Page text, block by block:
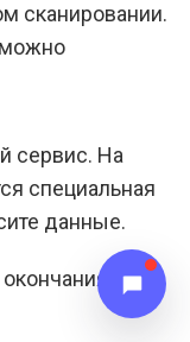
сканировании.
можно
сервис. На
специальная
данные.